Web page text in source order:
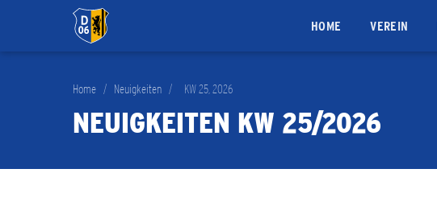
HOME VEREIN
Home / Neuigkeiten / KW 25, 2026
NEUIGKEITEN KW 25/2026